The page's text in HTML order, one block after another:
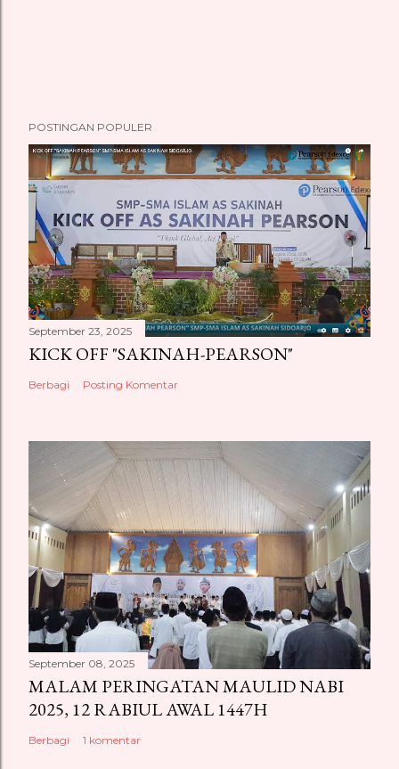
POSTINGAN POPULER
September 23, 2025
KICK OFF "SAKINAH-PEARSON"
Berbagi Posting Komentar
September 08, 2025
MALAM PERINGATAN MAULID NABI
2025, 12 RABIUL AWAL 1447H
Berbagi 1 komentar